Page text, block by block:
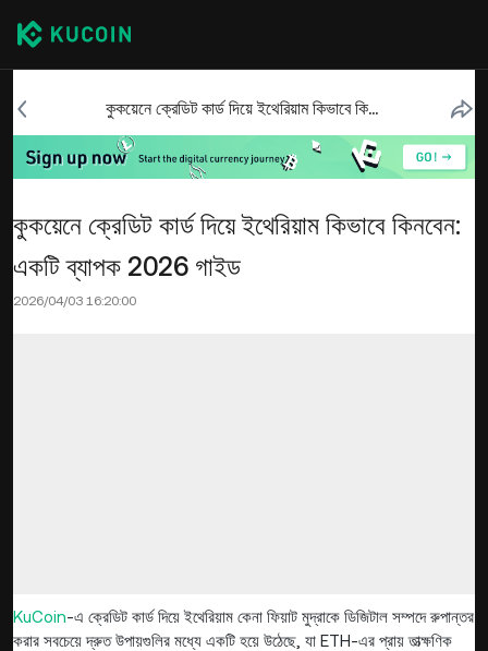
কুকয়েনে ক্রেডিট কার্ড দিয়ে ইথেরিয়াম কিভাবে কিনবেন: একটি ব্যাপক 2026 গাইড
কুকয়েনে ক্রেডিট কার্ড দিয়ে ইথেরিয়াম কিভাবে কিনবেন:
একটি ব্যাপক 2026 গাইড
2026/04/03 16:20:00
KuCoin-এ ক্রেডিট কার্ড দিয়ে ইথেরিয়াম কেনা ফিয়াট মুদ্রাকে ডিজিটাল সম্পদে রুপান্তর
করার সবচেয়ে দ্রুত উপায়গুলির মধ্যে একটি হয়ে উঠেছে, যা ETH-এর প্রায় তাত্ক্ষণিক